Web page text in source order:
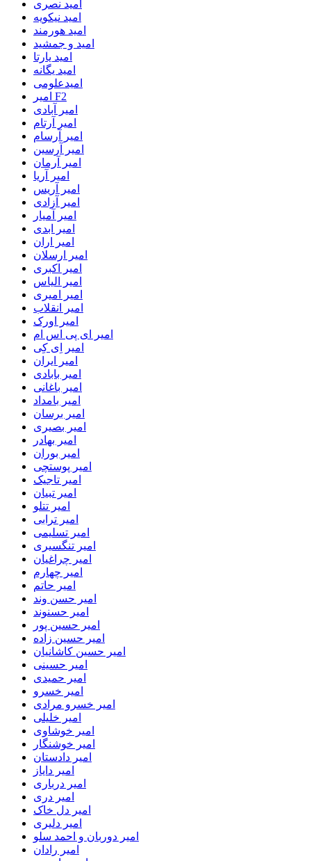
امید نصری
امید نیکویه
امید هورمند
امید و جمشید
امید یارتا
امید یگانه
امیدعلومی
امیر F2
امیر آبادی
امیر آرتام
امیر آرسام
امیر آرسین
امیر آرمان
امیر آریا
امیر آریس
امیر آزادی
امیر آمیار
امیر ابدی
امیر اران
امیر ارسلان
امیر اکبری
امیر الیاس
امیر امیری
امیر انقلاب
امیر اورک
امیر ای پی اس ام
امیر اِی کِی
امیر ایران
امیر بابادی
امیر باغانی
امیر بامداد
امیر برسان
امیر بصیری
امیر بهادر
امیر بوران
امیر پوستچی
امیر تاجیک
امیر تبیان
امیر تتلو
امیر ترابی
امیر تسلیمی
امیر تنگسیری
امیر چراغیان
امیر چهارم
امیر حاتم
امیر حسن وند
امیر حسنوند
امیر حسین پور
امیر حسین زاده
امیر حسین کاشانیان
امیر حسینی
امیر حمیدی
امیر خسرو
امیر خسرو مرادی
امیر خلیلی
امیر خوشاوی
امیر خوشنگار
امیر دادستان
امیر دایاز
امیر درباری
امیر دری
امیر دل خاک
امیر دلیری
امیر دوربان و احمد سلو
امیر رادان